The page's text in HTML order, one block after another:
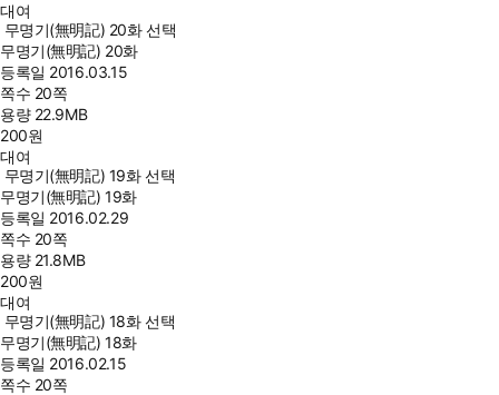
대여
무명기(無明記) 20화 선택
무명기(無明記) 20화
등록일 2016.03.15
쪽수 20쪽
용량 22.9MB
200원
대여
무명기(無明記) 19화 선택
무명기(無明記) 19화
등록일 2016.02.29
쪽수 20쪽
용량 21.8MB
200원
대여
무명기(無明記) 18화 선택
무명기(無明記) 18화
등록일 2016.02.15
쪽수 20쪽